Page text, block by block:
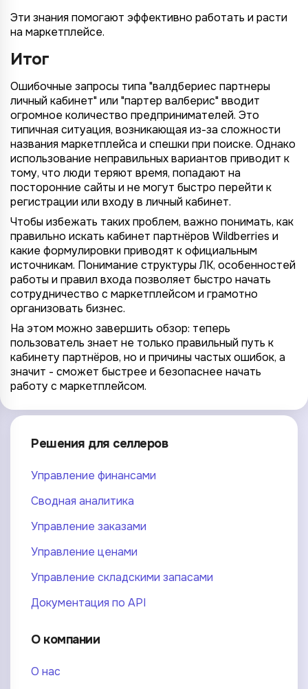
Эти знания помогают эффективно работать и расти
на маркетплейсе.
Итог
Ошибочные запросы типа "валдбериес партнеры
личный кабинет" или "партер валберис" вводит
огромное количество предпринимателей. Это
типичная ситуация, возникающая из-за сложности
названия маркетплейса и спешки при поиске. Однако
использование неправильных вариантов приводит к
тому, что люди теряют время, попадают на
посторонние сайты и не могут быстро перейти к
регистрации или входу в личный кабинет.
Чтобы избежать таких проблем, важно понимать, как
правильно искать кабинет партнёров Wildberries и
какие формулировки приводят к официальным
источникам. Понимание структуры ЛК, особенностей
работы и правил входа позволяет быстро начать
сотрудничество с маркетплейсом и грамотно
организовать бизнес.
На этом можно завершить обзор: теперь
пользователь знает не только правильный путь к
кабинету партнёров, но и причины частых ошибок, а
значит - сможет быстрее и безопаснее начать
работу с маркетплейсом.
Решения для селлеров
Управление финансами
Сводная аналитика
Управление заказами
Управление ценами
Управление складскими запасами
Документация по API
О компании
О нас